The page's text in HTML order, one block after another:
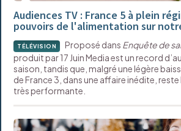
Audiences TV : France 5 à plein
pouvoirs de l'alimentation sur
TÉLÉVISION Proposé dans Enquête de
produit par 17 Juin Media est un record
saison, tandis que, malgré une légère
de France 3, dans une affaire inédite,
très performante.